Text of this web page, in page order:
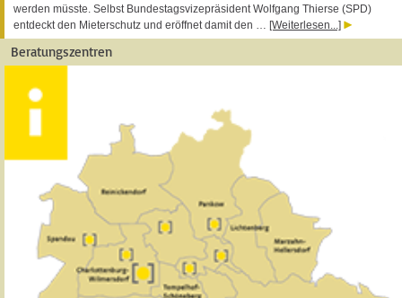
werden müsste. Selbst Bundestagsvizepräsident Wolfgang Thierse (SPD)
entdeckt den Mieterschutz und eröffnet damit den … [Weiterlesen...]
Beratungszentren